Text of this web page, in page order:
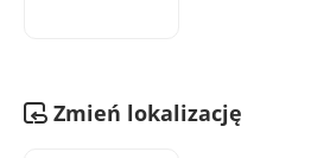
Zmień lokalizację